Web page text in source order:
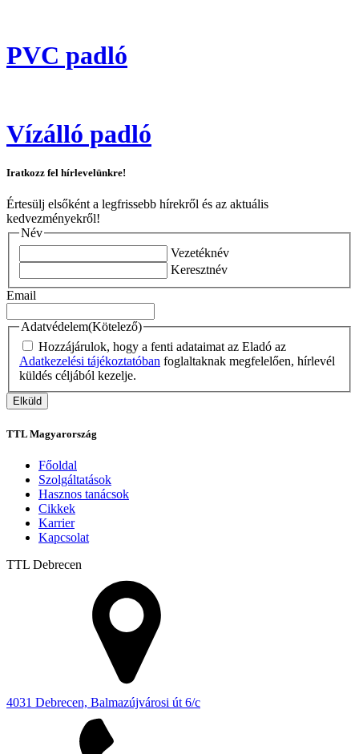
PVC padló
Vízálló padló
Iratkozz fel hírlevelünkre!
Értesülj elsőként a legfrissebb hírekről és az aktuális
kedvezményekről!
Név
Vezetéknév
Keresztnév
Email
Adatvédelem(Kötelező)
Hozzájárulok, hogy a fenti adataimat az Eladó az
Adatkezelési tájékoztatóban foglaltaknak megfelelően, hírlevél
küldés céljából kezelje.
TTL Magyarország
Főoldal
Szolgáltatások
Hasznos tanácsok
Cikkek
Karrier
Kapcsolat
TTL Debrecen
4031 Debrecen, Balmazújvárosi út 6/c